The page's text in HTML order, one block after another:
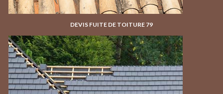
DEVIS FUITE DE TOITURE 79